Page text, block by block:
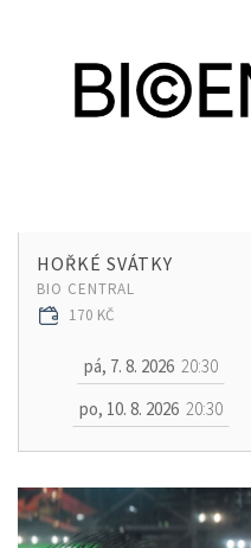
HOŘKÉ SVÁTKY
BIO CENTRAL
170 KČ
pá, 7. 8. 2026 20:30
po, 10. 8. 2026 20:30